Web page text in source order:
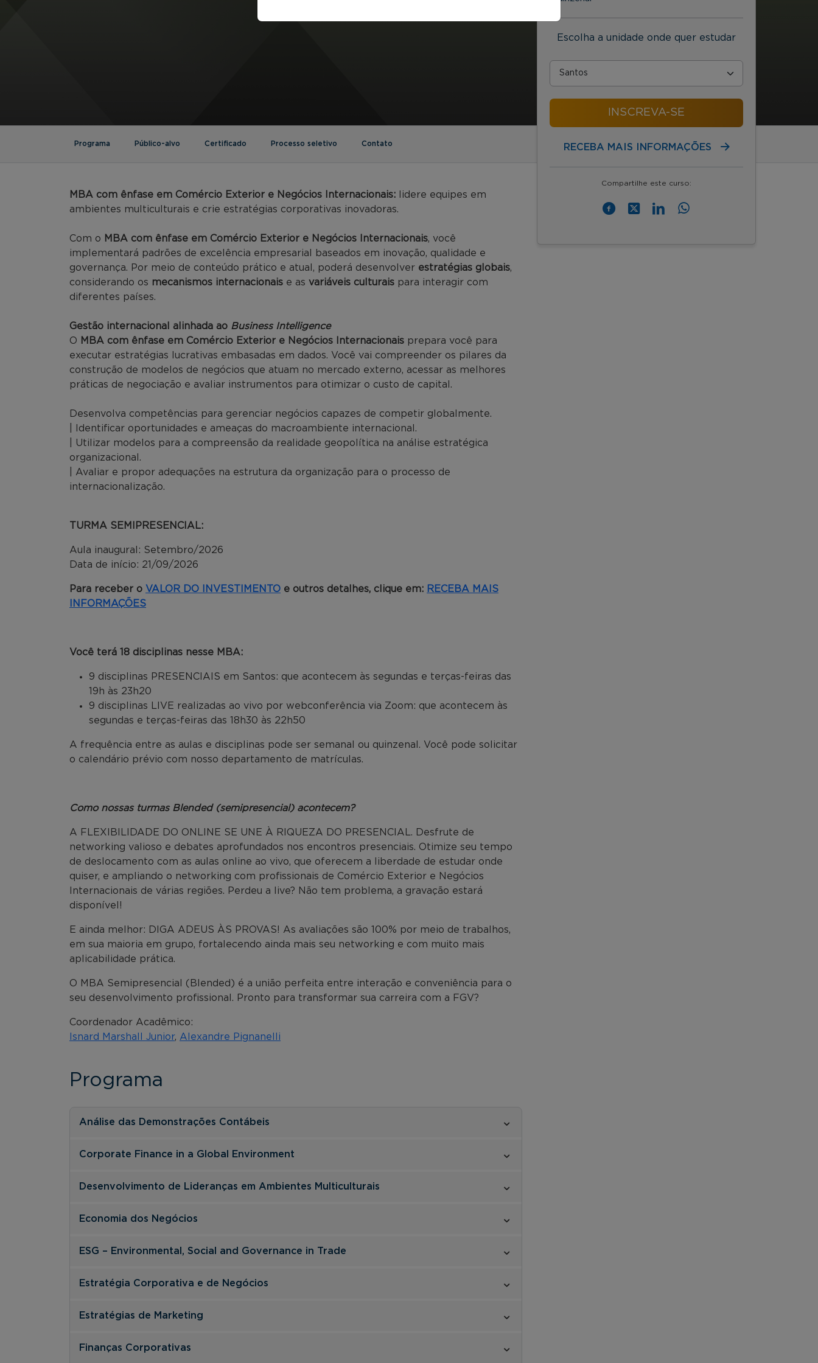
Escolha a unidade onde quer estudar
INSCREVA-SE
RECEBA MAIS INFORMAÇÕES
Compartilhe este curso:
Programa Público-alvo Certificado Processo seletivo Contato
MBA com ênfase em Comércio Exterior e Negócios Internacionais: lidere equipes em
ambientes multiculturais e crie estratégias corporativas inovadoras.
Com o MBA com ênfase em Comércio Exterior e Negócios Internacionais, você
implementará padrões de excelência empresarial baseados em inovação, qualidade e
governança. Por meio de conteúdo prático e atual, poderá desenvolver estratégias globais,
considerando os mecanismos internacionais e as variáveis culturais para interagir com
diferentes países.
Gestão internacional alinhada ao Business Intelligence
O MBA com ênfase em Comércio Exterior e Negócios Internacionais prepara você para
executar estratégias lucrativas embasadas em dados. Você vai compreender os pilares da
construção de modelos de negócios que atuam no mercado externo, acessar as melhores
práticas de negociação e avaliar instrumentos para otimizar o custo de capital.
Desenvolva competências para gerenciar negócios capazes de competir globalmente.
| Identificar oportunidades e ameaças do macroambiente internacional.
| Utilizar modelos para a compreensão da realidade geopolítica na análise estratégica
organizacional.
| Avaliar e propor adequações na estrutura da organização para o processo de
internacionalização.
TURMA SEMIPRESENCIAL:
Aula inaugural: Setembro/2026
Data de início: 21/09/2026
Para receber o VALOR DO INVESTIMENTO e outros detalhes, clique em: RECEBA MAIS
INFORMAÇÕES
Você terá 18 disciplinas nesse MBA:
9 disciplinas PRESENCIAIS em Santos: que acontecem às segundas e terças-feiras das
19h às 23h20
9 disciplinas LIVE realizadas ao vivo por webconferência via Zoom: que acontecem às
segundas e terças-feiras das 18h30 às 22h50
A frequência entre as aulas e disciplinas pode ser semanal ou quinzenal. Você pode solicitar
o calendário prévio com nosso departamento de matrículas.
Como nossas turmas Blended (semipresencial) acontecem?
A FLEXIBILIDADE DO ONLINE SE UNE À RIQUEZA DO PRESENCIAL. Desfrute de
networking valioso e debates aprofundados nos encontros presenciais. Otimize seu tempo
de deslocamento com as aulas online ao vivo, que oferecem a liberdade de estudar onde
quiser, e ampliando o networking com profissionais de Comércio Exterior e Negócios
Internacionais de várias regiões. Perdeu a live? Não tem problema, a gravação estará
disponível!
E ainda melhor: DIGA ADEUS ÀS PROVAS! As avaliações são 100% por meio de trabalhos,
em sua maioria em grupo, fortalecendo ainda mais seu networking e com muito mais
aplicabilidade prática.
O MBA Semipresencial (Blended) é a união perfeita entre interação e conveniência para o
seu desenvolvimento profissional. Pronto para transformar sua carreira com a FGV?
Coordenador Acadêmico:
Isnard Marshall Junior, Alexandre Pignanelli
Programa
Análise das Demonstrações Contábeis
Corporate Finance in a Global Environment
Desenvolvimento de Lideranças em Ambientes Multiculturais
Economia dos Negócios
ESG – Environmental, Social and Governance in Trade
Estratégia Corporativa e de Negócios
Estratégias de Marketing
Finanças Corporativas